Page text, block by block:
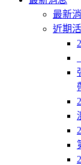
最新
近期